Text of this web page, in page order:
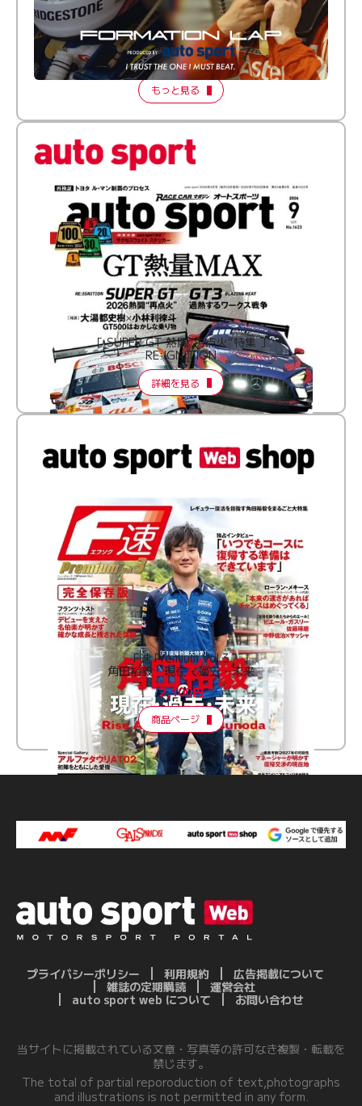
倒す相手を、信じてる。小林利徠斗 × 野村勇斗
【FORMATION LAP Produced by auto sport】
2026 Episode 2
もっと見る
［ SUPER GT 熱闘“再点火”特集 ］
RE:IGNITION
詳細を見る
F速 Premium Vol.3
角田裕毅 現在・過去・未来
2,100円
商品ページ
プライバシーポリシー 利用規約
広告掲載について
雑誌の定期購読
運営会社
auto sport web について
お問い合わせ
当サイトに掲載されている文章・写真等の許可なき複製・転載を
禁じます。
The total of partial reporoduction of text,photographs
and illustrations is not permitted in any form.